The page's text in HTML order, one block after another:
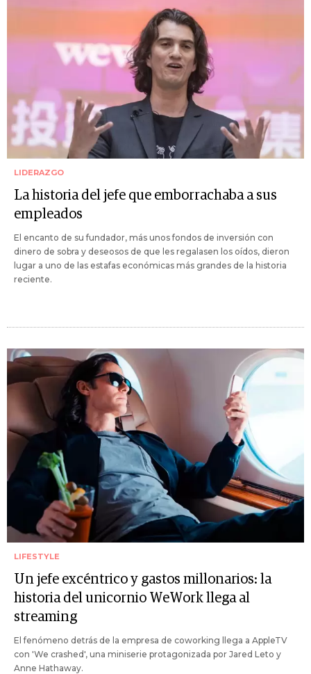
LIDERAZGO
La historia del jefe que emborrachaba a sus
empleados
El encanto de su fundador, más unos fondos de inversión con
dinero de sobra y deseosos de que les regalasen los oídos, dieron
lugar a uno de las estafas económicas más grandes de la historia
reciente.
LIFESTYLE
Un jefe excéntrico y gastos millonarios: la
historia del unicornio WeWork llega al
streaming
El fenómeno detrás de la empresa de coworking llega a AppleTV
con 'We crashed', una miniserie protagonizada por Jared Leto y
Anne Hathaway.